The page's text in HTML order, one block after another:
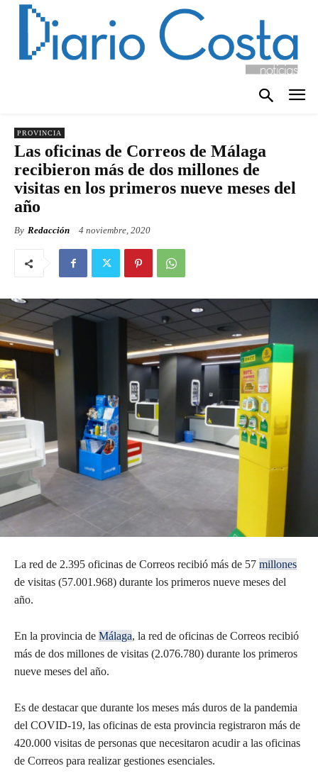
PROVINCIA
Las oficinas de Correos de Málaga
recibieron más de dos millones de
visitas en los primeros nueve meses del
año
By Redacción 4 noviembre, 2020
La red de 2.395 oficinas de Correos recibió más de 57 millones
de visitas (57.001.968) durante los primeros nueve meses del
año.
En la provincia de Málaga, la red de oficinas de Correos recibió
más de dos millones de visitas (2.076.780) durante los primeros
nueve meses del año.
Es de destacar que durante los meses más duros de la pandemia
del COVID-19, las oficinas de esta provincia registraron más de
420.000 visitas de personas que necesitaron acudir a las oficinas
de Correos para realizar gestiones esenciales.